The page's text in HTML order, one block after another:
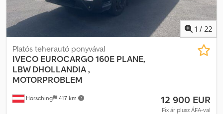
A Ntofx Amgsa - Angolul - Németül - Magyarul
1 / 22
Hörsching 417 km
Platós teherautó ponyvával
IVECO EUROCARGO 160E PLANE,
LBW DHOLLANDIA ,
MOTORPROBLEM
12 900 EUR
Fix ár plusz ÁFA-val